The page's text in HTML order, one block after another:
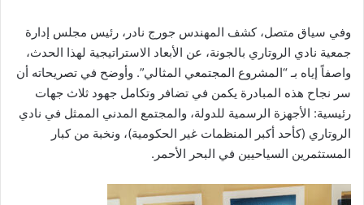
وفي سياق متصل، كشف المهندس جورج نادر، رئيس مجلس إدارة
جمعية نادي الروتاري بالجونة، عن الأبعاد الاستراتيجية لهذا الحدث،
واصفاً إياه بـ “المشروع المجتمعي المثالي”. وأوضح في تصريحاته أن
سر نجاح هذه المبادرة يكمن في تضافر وتكامل جهود ثلاث جهات
رئيسية: الأجهزة الرسمية للدولة، والمجتمع المدني الممثل في نادي
الروتاري (كأحد أكبر المنظمات غير الحكومية)، ونخبة من كبار
المستثمرين السياحيين في البحر الأحمر.